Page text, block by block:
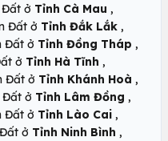
Đất ở Tỉnh Cà Mau ,
Đất ở Tỉnh Đắk Lắk ,
Đất ở Tỉnh Đồng Tháp ,
ở Tỉnh Hà Tĩnh ,
Đất ở Tỉnh Khánh Hoà ,
Đất ở Tỉnh Lâm Đồng ,
Đất ở Tỉnh Lào Cai ,
ở Tỉnh Ninh Bình ,